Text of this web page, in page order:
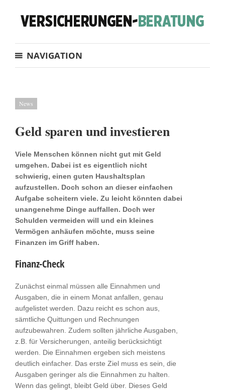
NAVIGATION
News
Geld sparen und investieren
Viele Menschen können nicht gut mit Geld
umgehen. Dabei ist es eigentlich nicht
schwierig, einen guten Haushaltsplan
aufzustellen. Doch schon an dieser einfachen
Aufgabe scheitern viele. Zu leicht könnten dabei
unangenehme Dinge auffallen. Doch wer
Schulden vermeiden will und ein kleines
Vermögen anhäufen möchte, muss seine
Finanzen im Griff haben.
Finanz-Check
Zunächst einmal müssen alle Einnahmen und
Ausgaben, die in einem Monat anfallen, genau
aufgelistet werden. Dazu reicht es schon aus,
sämtliche Quittungen und Rechnungen
aufzubewahren. Zudem sollten jährliche Ausgaben,
z.B. für Versicherungen, anteilig berücksichtigt
werden. Die Einnahmen ergeben sich meistens
deutlich einfacher. Das erste Ziel muss es sein, die
Ausgaben geringer als die Einnahmen zu halten.
Wenn das gelingt, bleibt Geld über. Dieses Geld